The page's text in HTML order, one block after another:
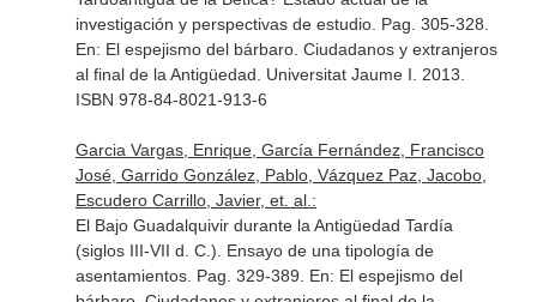
investigación y perspectivas de estudio. Pag. 305-328.
En: El espejismo del bárbaro. Ciudadanos y extranjeros
al final de la Antigüedad . Universitat Jaume I. 2013.
ISBN 978-84-8021-913-6
Garcia Vargas, Enrique, García Fernández, Francisco
José, Garrido González, Pablo, Vázquez Paz, Jacobo,
Escudero Carrillo, Javier, et. al.:
El Bajo Guadalquivir durante la Antigüedad Tardía
(siglos III-VII d. C.). Ensayo de una tipología de
asentamientos. Pag. 329-389. En: El espejismo del